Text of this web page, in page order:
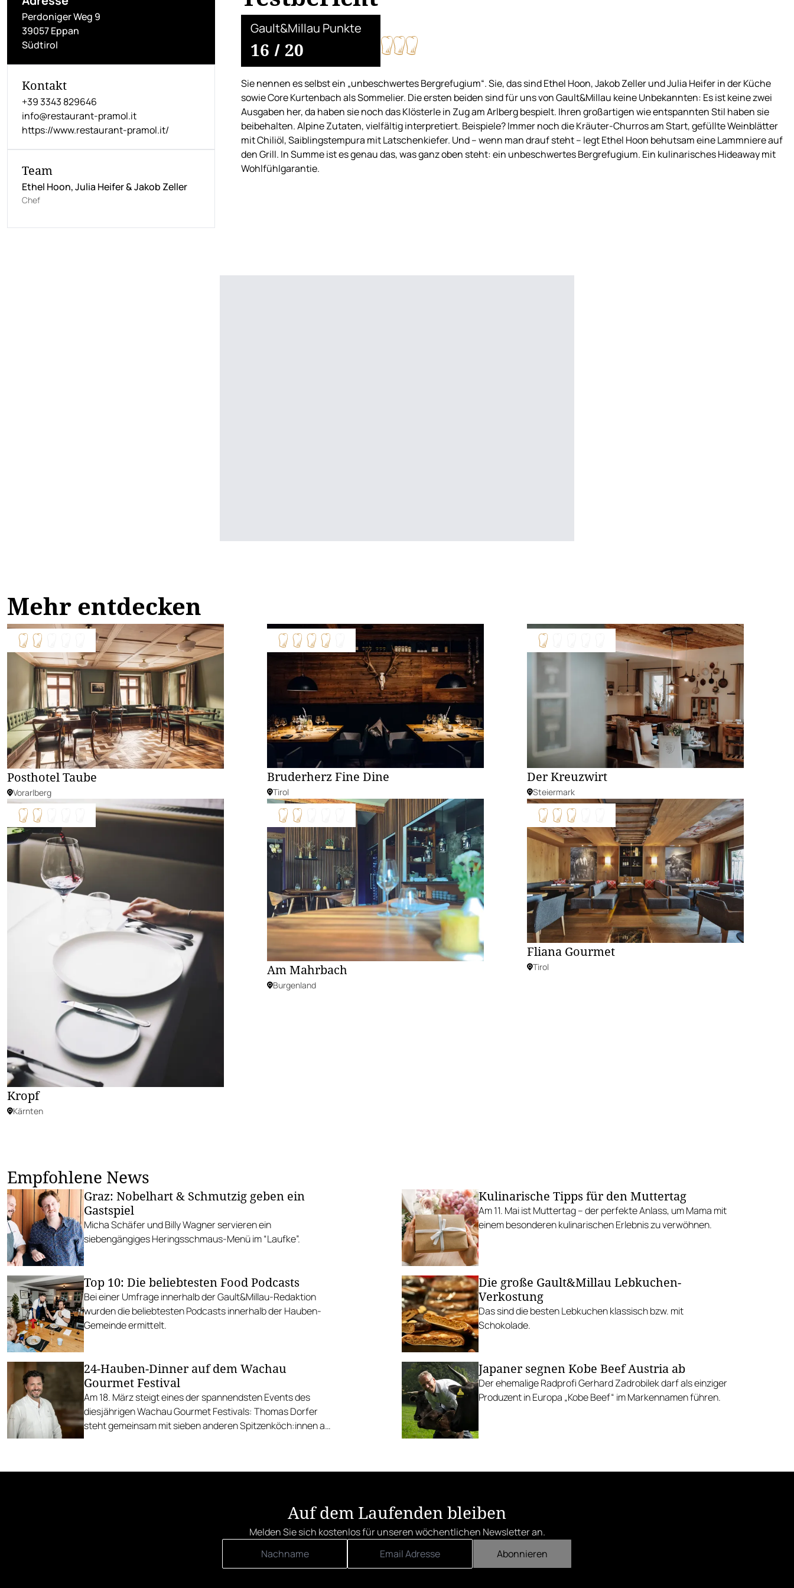
Perdoniger Weg 9
39057 Eppan
Südtirol
Kontakt
+39 3343 829646
info@restaurant-pramol.it
https://www.restaurant-pramol.it/
Team
Ethel Hoon, Julia Heifer & Jakob Zeller
Chef
Gault&Millau Punkte
16 / 20
Sie nennen es selbst ein „unbeschwertes Bergrefugium“. Sie, das sind Ethel Hoon, Jakob Zeller und Julia Heifer in der Küche
sowie Core Kurtenbach als Sommelier. Die ersten beiden sind für uns von Gault&Millau keine Unbekannten: Es ist keine zwei
Ausgaben her, da haben sie noch das Klösterle in Zug am Arlberg bespielt. Ihren großartigen wie entspannten Stil haben sie
beibehalten. Alpine Zutaten, vielfältig interpretiert. Beispiele? Immer noch die Kräuter-Churros am Start, gefüllte Weinblätter
mit Chiliöl, Saiblingstempura mit Latschenkiefer. Und – wenn man drauf steht – legt Ethel Hoon behutsam eine Lammniere auf
den Grill. In Summe ist es genau das, was ganz oben steht: ein unbeschwertes Bergrefugium. Ein kulinarisches Hideaway mit
Wohlfühlgarantie.
Mehr entdecken
Posthotel Taube
Vorarlberg
Bruderherz Fine Dine
Tirol
Der Kreuzwirt
Steiermark
Kropf
Kärnten
Am Mahrbach
Burgenland
Fliana Gourmet
Tirol
Empfohlene News
Graz: Nobelhart & Schmutzig geben ein
Gastspiel
Micha Schäfer und Billy Wagner servieren ein
siebengängiges Heringsschmaus-Menü im “Laufke”.
Kulinarische Tipps für den Muttertag
Am 11. Mai ist Muttertag – der perfekte Anlass, um Mama mit
einem besonderen kulinarischen Erlebnis zu verwöhnen.
Top 10: Die beliebtesten Food Podcasts
Bei einer Umfrage innerhalb der Gault&Millau-Redaktion
wurden die beliebtesten Podcasts innerhalb der Hauben-
Gemeinde ermittelt.
Die große Gault&Millau Lebkuchen-
Verkostung
Das sind die besten Lebkuchen klassisch bzw. mit
Schokolade.
24-Hauben-Dinner auf dem Wachau
Gourmet Festival
Am 18. März steigt eines der spannendsten Events des
diesjährigen Wachau Gourmet Festivals: Thomas Dorfer
steht gemeinsam mit sieben anderen Spitzenköch:innen am
Japaner segnen Kobe Beef Austria ab
Der ehemalige Radprofi Gerhard Zadrobilek darf als einziger
Produzent in Europa „Kobe Beef“ im Markennamen führen.
Auf dem Laufenden bleiben
Melden Sie sich kostenlos für unseren wöchentlichen Newsletter an.
Abonnieren